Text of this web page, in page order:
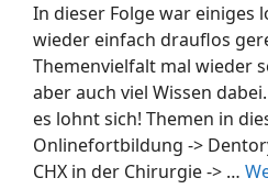
In dieser Folge war einiges
wieder einfach drauflos
Themenvielfalt mal wieder
aber auch viel Wissen
es lohnt sich! Themen in
Onlinefortbildung ->
CHX in der Chirurgie -> …